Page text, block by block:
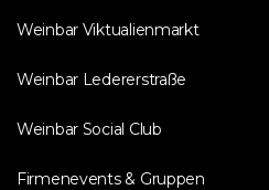
Weinbar Viktualienmarkt
Weinbar Ledererstraße
Weinbar Social Club
Firmenevents & Gruppen